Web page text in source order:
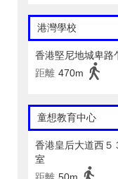
港灣學校
香港堅尼地城卑路
距離 470m
童想教育中心
香港皇后大道西５
室